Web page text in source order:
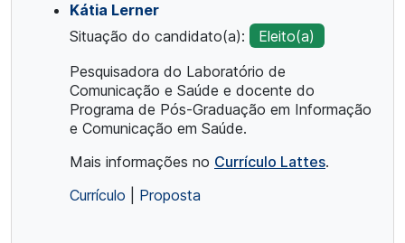
Kátia Lerner
Situação do candidato(a):
Eleito(a)
Pesquisadora do Laboratório de
Comunicação e Saúde e docente do
Programa de Pós-Graduação em Informação
e Comunicação em Saúde.
Mais informações no Currículo Lattes.
Currículo
Proposta